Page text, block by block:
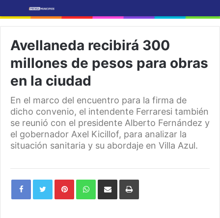
Avellaneda recibirá 300
millones de pesos para obras
en la ciudad
En el marco del encuentro para la firma de
dicho convenio, el intendente Ferraresi también
se reunió con el presidente Alberto Fernández y
el gobernador Axel Kicillof, para analizar la
situación sanitaria y su abordaje en Villa Azul.
PinterestWhatsAppShare
Email
Print